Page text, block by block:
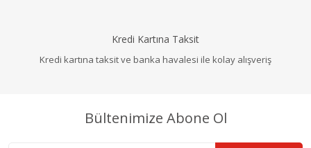
Kredi Kartına Taksit
Kredi kartına taksit ve banka havalesi ile kolay alışveriş
Bültenimize Abone Ol